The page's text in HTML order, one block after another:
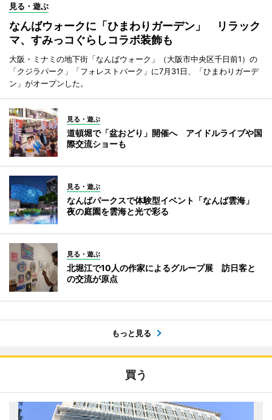
見る・遊ぶ
なんばウォークに「ひまわりガーデン」 リラック
マ、すみっコぐらしコラボ装飾も
大阪・ミナミの地下街「なんばウォーク」（大阪市中央区千日前1）の
「クジラパーク」「フォレストパーク」に7月31日、「ひまわりガーデ
ン」がオープンした。
見る・遊ぶ
道頓堀で「盆おどり」開催へ アイドルライブや国
際交流ショーも
見る・遊ぶ
なんばパークスで体験型イベント「なんば雲海」
夜の庭園を雲海と光で彩る
見る・遊ぶ
北堀江で10人の作家によるグループ展 訪日客と
の交流が原点
もっと見る
買う